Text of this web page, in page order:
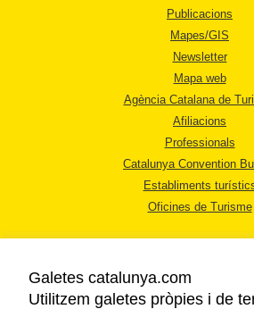
Publicacions
Mapes/GIS
Newsletter
Mapa web
Agència Catalana de
Afiliacions
Professionals
Catalunya Convention
Establiments
Oficines de Turisme
Galetes catalunya.com
Utilitzem galetes pròpies i de